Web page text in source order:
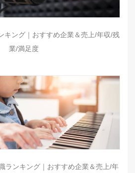
キング｜おすすめ企業＆売上/年収/残
業/満足度
ランキング｜おすすめ企業＆売上/年